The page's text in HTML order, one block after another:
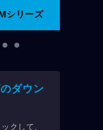
ズ
ダウン
クして、